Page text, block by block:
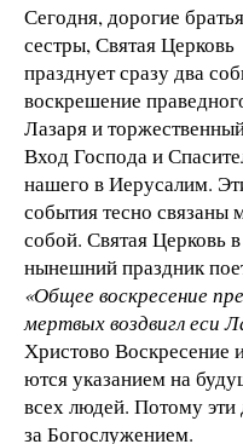
Сегодня, дорогие
сестры, Святая Церковь
празднует сразу два
воскрешение
Лазаря и
Вход Господа и
нашего в Иерусалим.
события тесно связаны
собой. Святая Церковь в
нынешний праздник
«Общее воскресение
мертвых воздвигл еси
Христово Воск­ресение
ются указанием на
всех людей. Потому
за Бо­гослужением.